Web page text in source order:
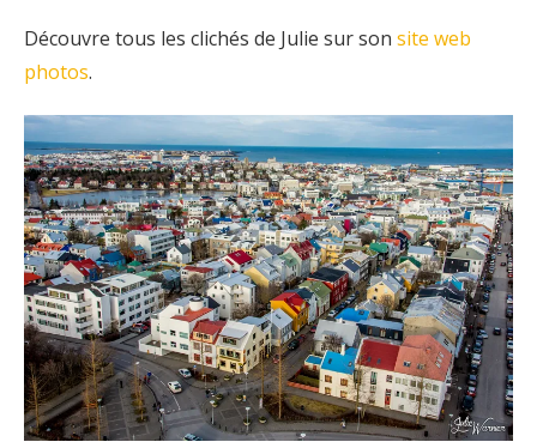
Découvre tous les clichés de Julie sur son site web
photos.